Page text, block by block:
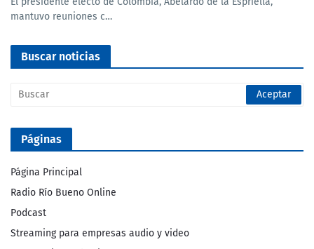
mantuvo reuniones c…
Buscar noticias
Páginas
Página Principal
Radio Río Bueno Online
Podcast
Streaming para empresas audio y video